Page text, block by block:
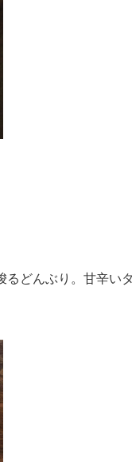
どんぶり。甘辛い